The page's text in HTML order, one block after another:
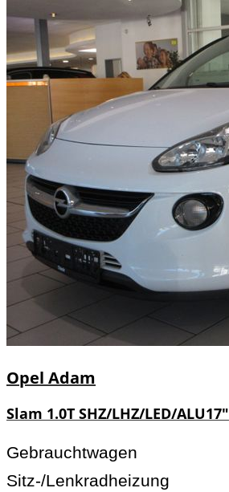
Opel Adam
Slam 1.0T SHZ/LHZ/LED/ALU17"
Gebrauchtwagen
Sitz-/Lenkradheizung